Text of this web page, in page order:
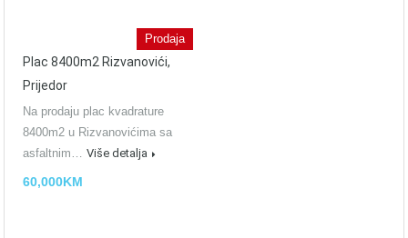
Prodaja
Plac 8400m2 Rizvanovići,
Prijedor
Na prodaju plac kvadrature
8400m2 u Rizvanovićima sa
asfaltnim… Više detalja
60,000KM